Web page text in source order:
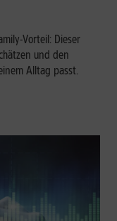
Vorteil: Dieser
und den
Alltag passt.